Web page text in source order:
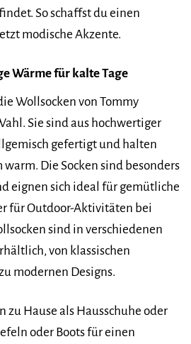
So schaffst du einen
modische Akzente.
Wärme für kalte Tage
Wollsocken von Tommy
Sie sind aus hochwertiger
gefertigt und halten
Die Socken sind besonders
eignen sich ideal für gemütliche
für Outdoor-Aktivitäten bei
sind in verschiedenen
von klassischen
modernen Designs.
zu Hause als Hausschuhe oder
oder Boots für einen